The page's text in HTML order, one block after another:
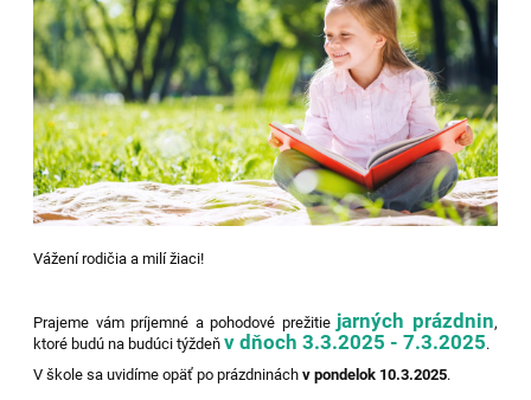
Vážení rodičia a milí žiaci!
Prajeme vám príjemné a pohodové prežitie jarných prázdnin,
ktoré budú na budúci týždeňv dňoch 3.3.2025 - 7.3.2025.
V škole sa uvidíme opäť po prázdnináchv pondelok 10.3.2025.